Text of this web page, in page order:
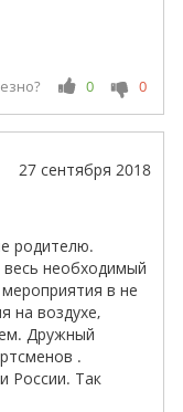
0 0
27 сентября 2018
родителю.
необходимый
в не
на воздухе,
Дружный
.
России. Так